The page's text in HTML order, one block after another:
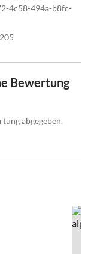
4c58-494a-b8fc-
Bewertung
abgegeben.